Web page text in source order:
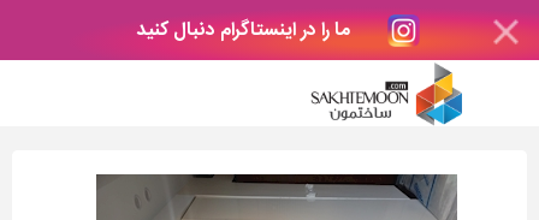
ما را در اینستاگرام دنبال کنید